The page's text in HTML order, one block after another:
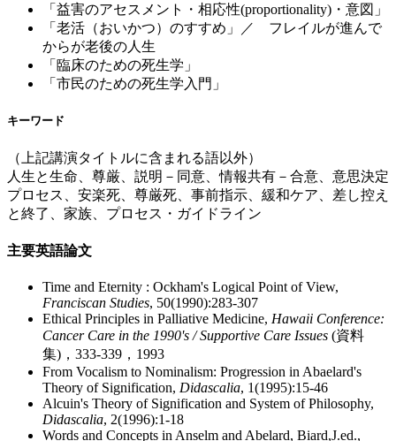
「益害のアセスメント・相応性(proportionality)・意図」
「老活（おいかつ）のすすめ」／ フレイルが進んで
からが老後の人生
「臨床のための死生学」
「市民のための死生学入門」
キーワード
（上記講演タイトルに含まれる語以外）
人生と生命、尊厳、説明－同意、情報共有－合意、意思決定
プロセス、安楽死、尊厳死、事前指示、緩和ケア、差し控え
と終了、家族、プロセス・ガイドライン
主要英語論文
Time and Eternity : Ockham's Logical Point of View,
Franciscan Studies, 50(1990):283-307
Ethical Principles in Palliative Medicine, Hawaii Conference:
Cancer Care in the 1990's / Supportive Care Issues (資料
集)，333-339，1993
From Vocalism to Nominalism: Progression in Abaelard's
Theory of Signification, Didascalia, 1(1995):15-46
Alcuin's Theory of Signification and System of Philosophy,
Didascalia, 2(1996):1-18
Words and Concepts in Anselm and Abelard, Biard,J.ed.,